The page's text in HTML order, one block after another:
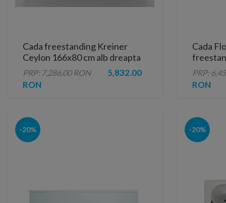
Cada freestanding Kreiner
Ceylon 166x80 cm alb dreapta
PRP: 7,286.00 RON
5,832.00
RON
Cada
PRP:
RON
-20% -20%